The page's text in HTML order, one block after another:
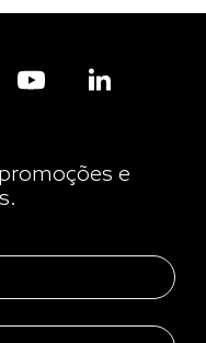
e